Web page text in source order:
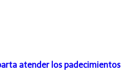
atender los padecimientos